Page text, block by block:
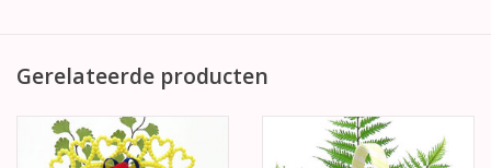
Gerelateerde producten